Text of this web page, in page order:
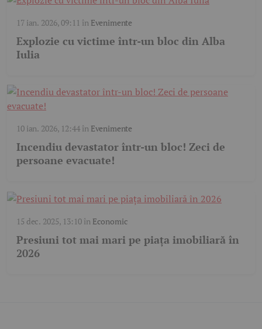
17 ian. 2026, 09:11 în Evenimente
Explozie cu victime într-un bloc din Alba
Iulia
10 ian. 2026, 12:44în Evenimente
Incendiu devastator într-un bloc! Zeci de
persoane evacuate!
15 dec. 2025, 13:10în Economic
Presiuni tot mai mari pe piața imobiliară în
2026